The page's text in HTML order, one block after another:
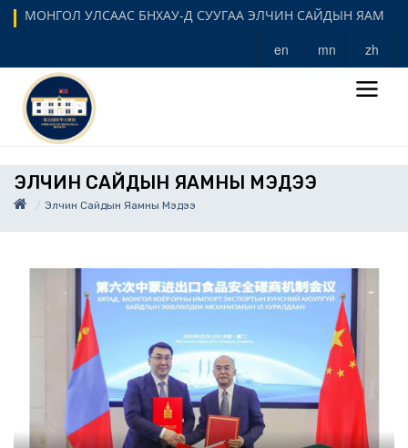
МОНГОЛ УЛСААС БНХАУ-Д СУУГАА ЭЛЧИН САЙДЫН ЯАМ
en mn zh
ЭЛЧИН САЙДЫН ЯАМНЫ МЭДЭЭ
Элчин Сайдын Яамны Мэдээ